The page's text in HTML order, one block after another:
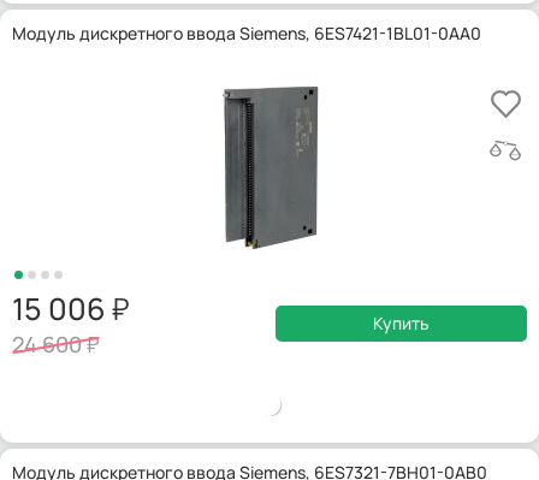
Модуль дискретного ввода Siemens, 6ES7421-1BL01-0AA0
15 006
24 600
Купить
Модуль дискретного ввода Siemens, 6ES7321-7BH01-0AB0